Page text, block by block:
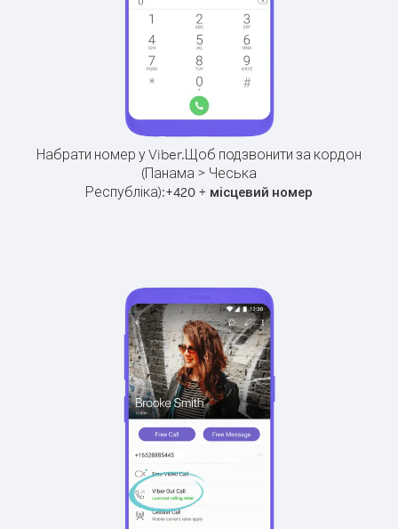
Набрати номер у Viber.Щоб подзвонити за кордон
(Панама > Чеська
Республіка):+420 + місцевий номер